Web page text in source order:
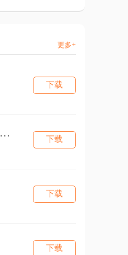
更多+
下载
天书奇谈（2026）
下载
下载
下载